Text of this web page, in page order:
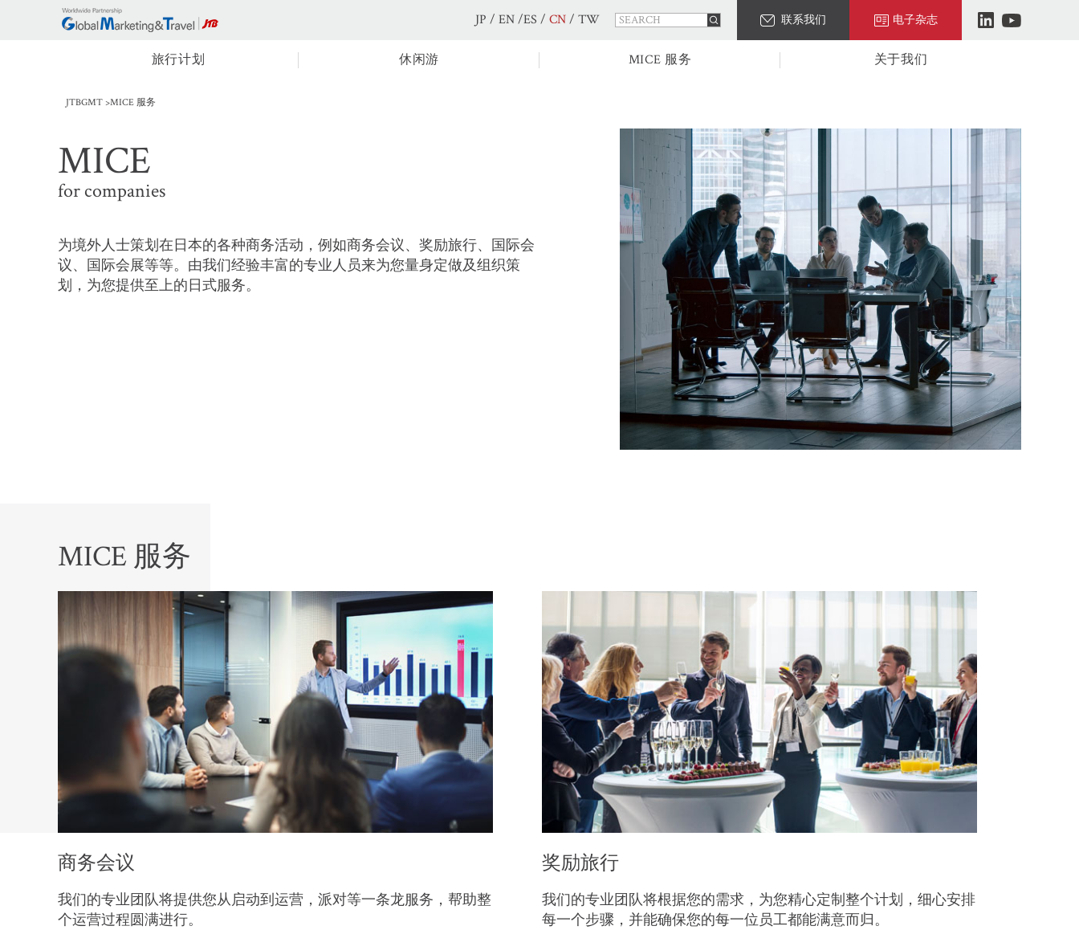
JP / EN/ES / CN/ TW 联系我们 电子杂志
旅行计划 休闲游 MICE 服务 关于我们
JTBGMT MICE 服务
MICE
for companies
为境外人士策划在日本的各种商务活动，例如商务会议、奖励旅行、国际会
议、国际会展等等。由我们经验丰富的专业人员来为您量身定做及组织策
划，为您提供至上的日式服务。
MICE 服务
商务会议
我们的专业团队将提供您从启动到运营，派对等一条龙服务，帮助整
个运营过程圆满进行。
奖励旅行
我们的专业团队将根据您的需求，为您精心定制整个计划，细心安排
每一个步骤，并能确保您的每一位员工都能满意而归。